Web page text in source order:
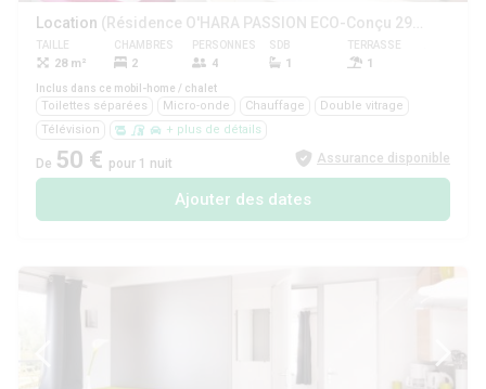
Location (Résidence O'HARA PASSION ECO-Conçu 29m2 / 2 chambres - Terrasse)
TAILLE
28 m²
CHAMBRES
2
PERSONNES
4
SDB
1
TERRASSE
1
Inclus dans ce mobil-home / chalet
Toilettes séparées Micro-onde Chauffage
Double vitrage
Télévision
+ plus de détails
De 50 € pour 1 nuit Assurance disponible
Ajouter des dates